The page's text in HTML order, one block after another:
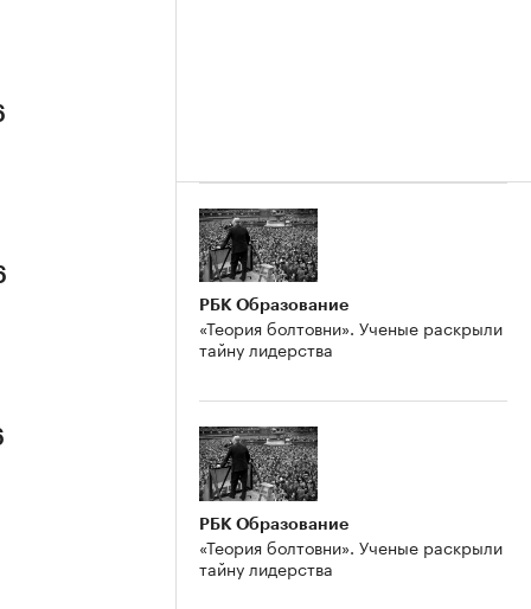
РБК Образование
«Теория болтовни». Ученые раскрыли
тайну лидерства
РБК Образование
«Теория болтовни». Ученые раскрыли
тайну лидерства